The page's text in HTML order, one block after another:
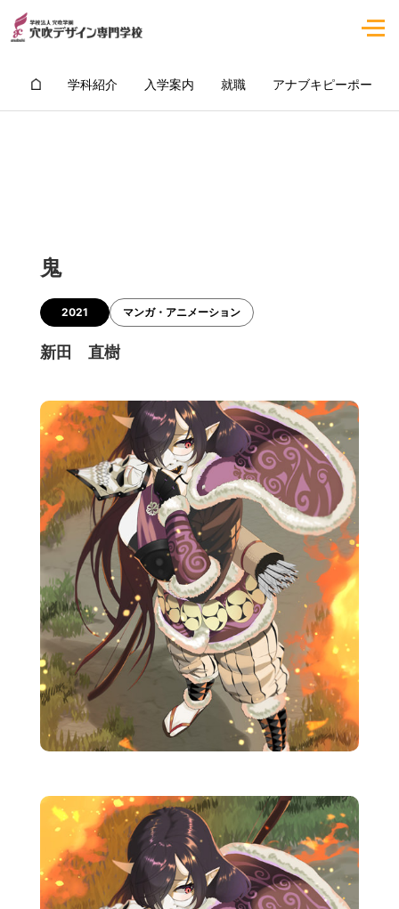
学科紹介 入学案内 就職 アナブキピーポー
鬼
2021 マンガ・アニメーション
新田 直樹